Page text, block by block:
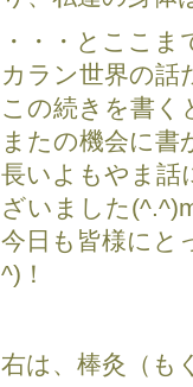
・・・とここ
カラン世界の話
この続きを書く
またの機会に書
長いよもやま話
ざいました
今日も皆様にと
^)！
右は、棒灸（も